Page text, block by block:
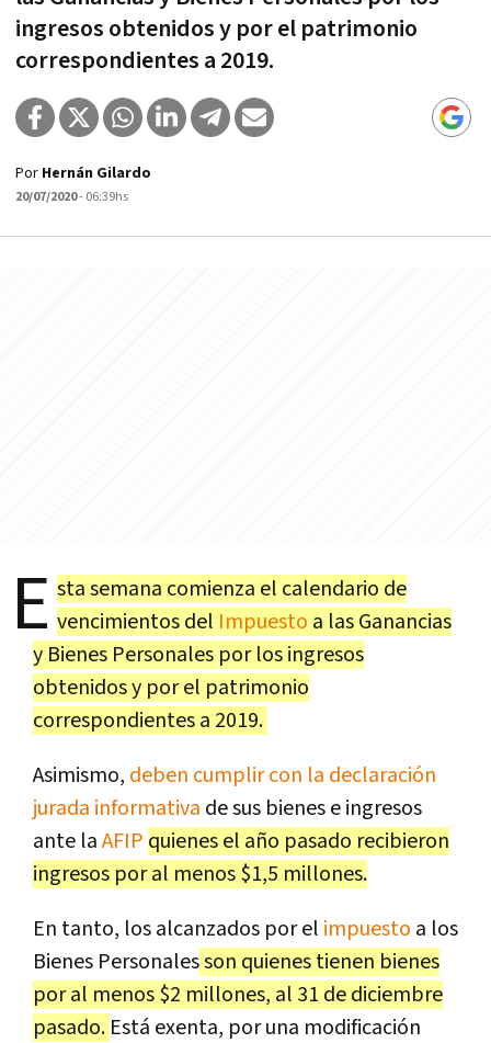
ingresos obtenidos y por el patrimonio
correspondientes a 2019.
Por Hernán Gilardo
20/07/2020- 06:39hs
E sta semana comienza el calendario de
vencimientos del Impuesto a las Ganancias
y Bienes Personales por los ingresos
obtenidos y por el patrimonio
correspondientes a 2019.
Asimismo, deben cumplir con la declaración
jurada informativa de sus bienes e ingresos
ante laAFIP quienes el año pasado recibieron
ingresos por al menos $1,5 millones.
En tanto, los alcanzados por el impuesto a los
Bienes Personalesson quienes tienen bienes
por al menos $2 millones, al 31 de diciembre
pasado. Está exenta, por una modificación